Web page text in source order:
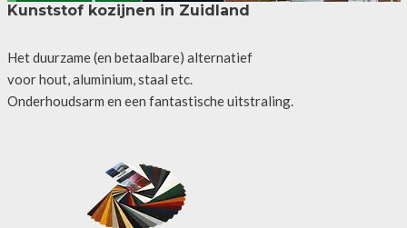
Kunststof kozijnen in Zuidland
Het duurzame (en betaalbare) alternatief
voor hout, aluminium, staal etc.
Onderhoudsarm en een fantastische uitstraling.